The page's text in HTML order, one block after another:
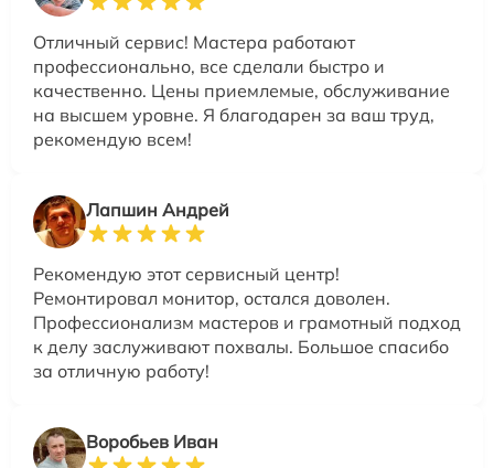
Отличный сервис! Мастера работают
профессионально, все сделали быстро и
качественно. Цены приемлемые, обслуживание
на высшем уровне. Я благодарен за ваш труд,
рекомендую всем!
Лапшин Андрей
Рекомендую этот сервисный центр!
Ремонтировал монитор, остался доволен.
Профессионализм мастеров и грамотный подход
к делу заслуживают похвалы. Большое спасибо
за отличную работу!
Воробьев Иван